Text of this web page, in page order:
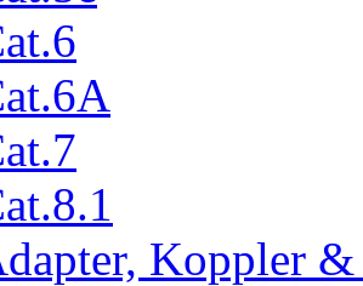
Koppler &